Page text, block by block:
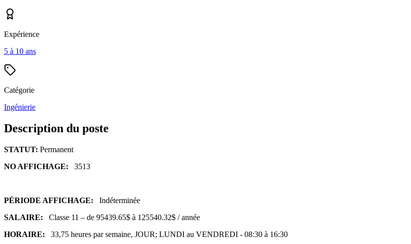
Expérience
5 à 10 ans
Catégorie
Ingénierie
Description du poste
STATUT: Permanent
NO AFFICHAGE: 3513
PÉRIODE AFFICHAGE: Indéterminée
SALAIRE: Classe 11 – de 95439.65$ à 125540.32$ / année
HORAIRE: 33,75 heures par semaine, JOUR; LUNDI au VENDREDI - 08:30 à 16:30